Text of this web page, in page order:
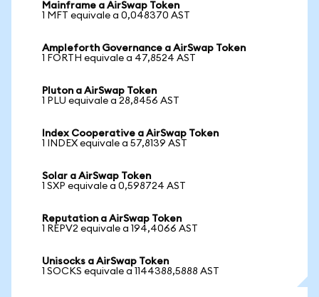
Mainframe a AirSwap Token
1 MFT equivale a 0,048370 AST
Ampleforth Governance a AirSwap Token
1 FORTH equivale a 47,8524 AST
Pluton a AirSwap Token
1 PLU equivale a 28,8456 AST
Index Cooperative a AirSwap Token
1 INDEX equivale a 57,8139 AST
Solar a AirSwap Token
1 SXP equivale a 0,598724 AST
Reputation a AirSwap Token
1 REPV2 equivale a 194,4066 AST
Unisocks a AirSwap Token
1 SOCKS equivale a 1144388,5888 AST